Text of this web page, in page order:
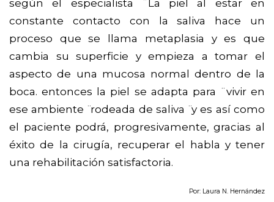
según el especialista ¨La piel al estar en
constante contacto con la saliva hace un
proceso que se llama metaplasia y es que
cambia su superficie y empieza a tomar el
aspecto de una mucosa normal dentro de la
boca. entonces la piel se adapta para ¨vivir en
ese ambiente ̈ rodeada de saliva ̈ y es así como
el paciente podrá, progresivamente, gracias al
éxito de la cirugía, recuperar el habla y tener
una rehabilitación satisfactoria.
Por: Laura N. Hernández